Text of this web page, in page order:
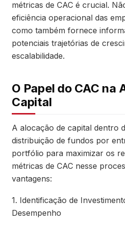
métricas de CAC é crucial.
eficiência operacional das
como também fornece
potenciais trajetórias de
escalabilidade.
O Papel do CAC na
Capital
A alocação de capital dentro
distribuição de fundos por
portfólio para maximizar os
métricas de CAC nesse
vantagens:
1. Identificação de
Desempenho